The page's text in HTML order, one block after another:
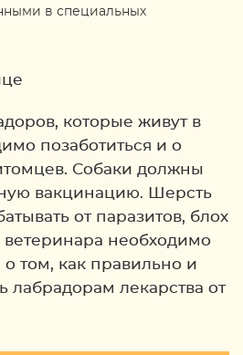
в специальных
которые живут в
позаботиться и о
Собаки должны
вакцинацию. Шерсть
от паразитов, блох
необходимо
о том, как правильно и
лабрадорам лекарства от